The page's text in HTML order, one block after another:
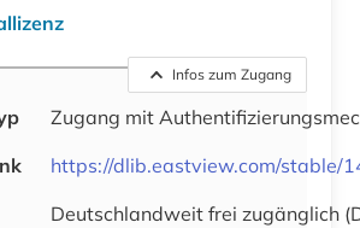
Infos zum Zugang
Zugang mit
https://dlib.eastview.com/stable/
Deutschlandweit frei zugänglich